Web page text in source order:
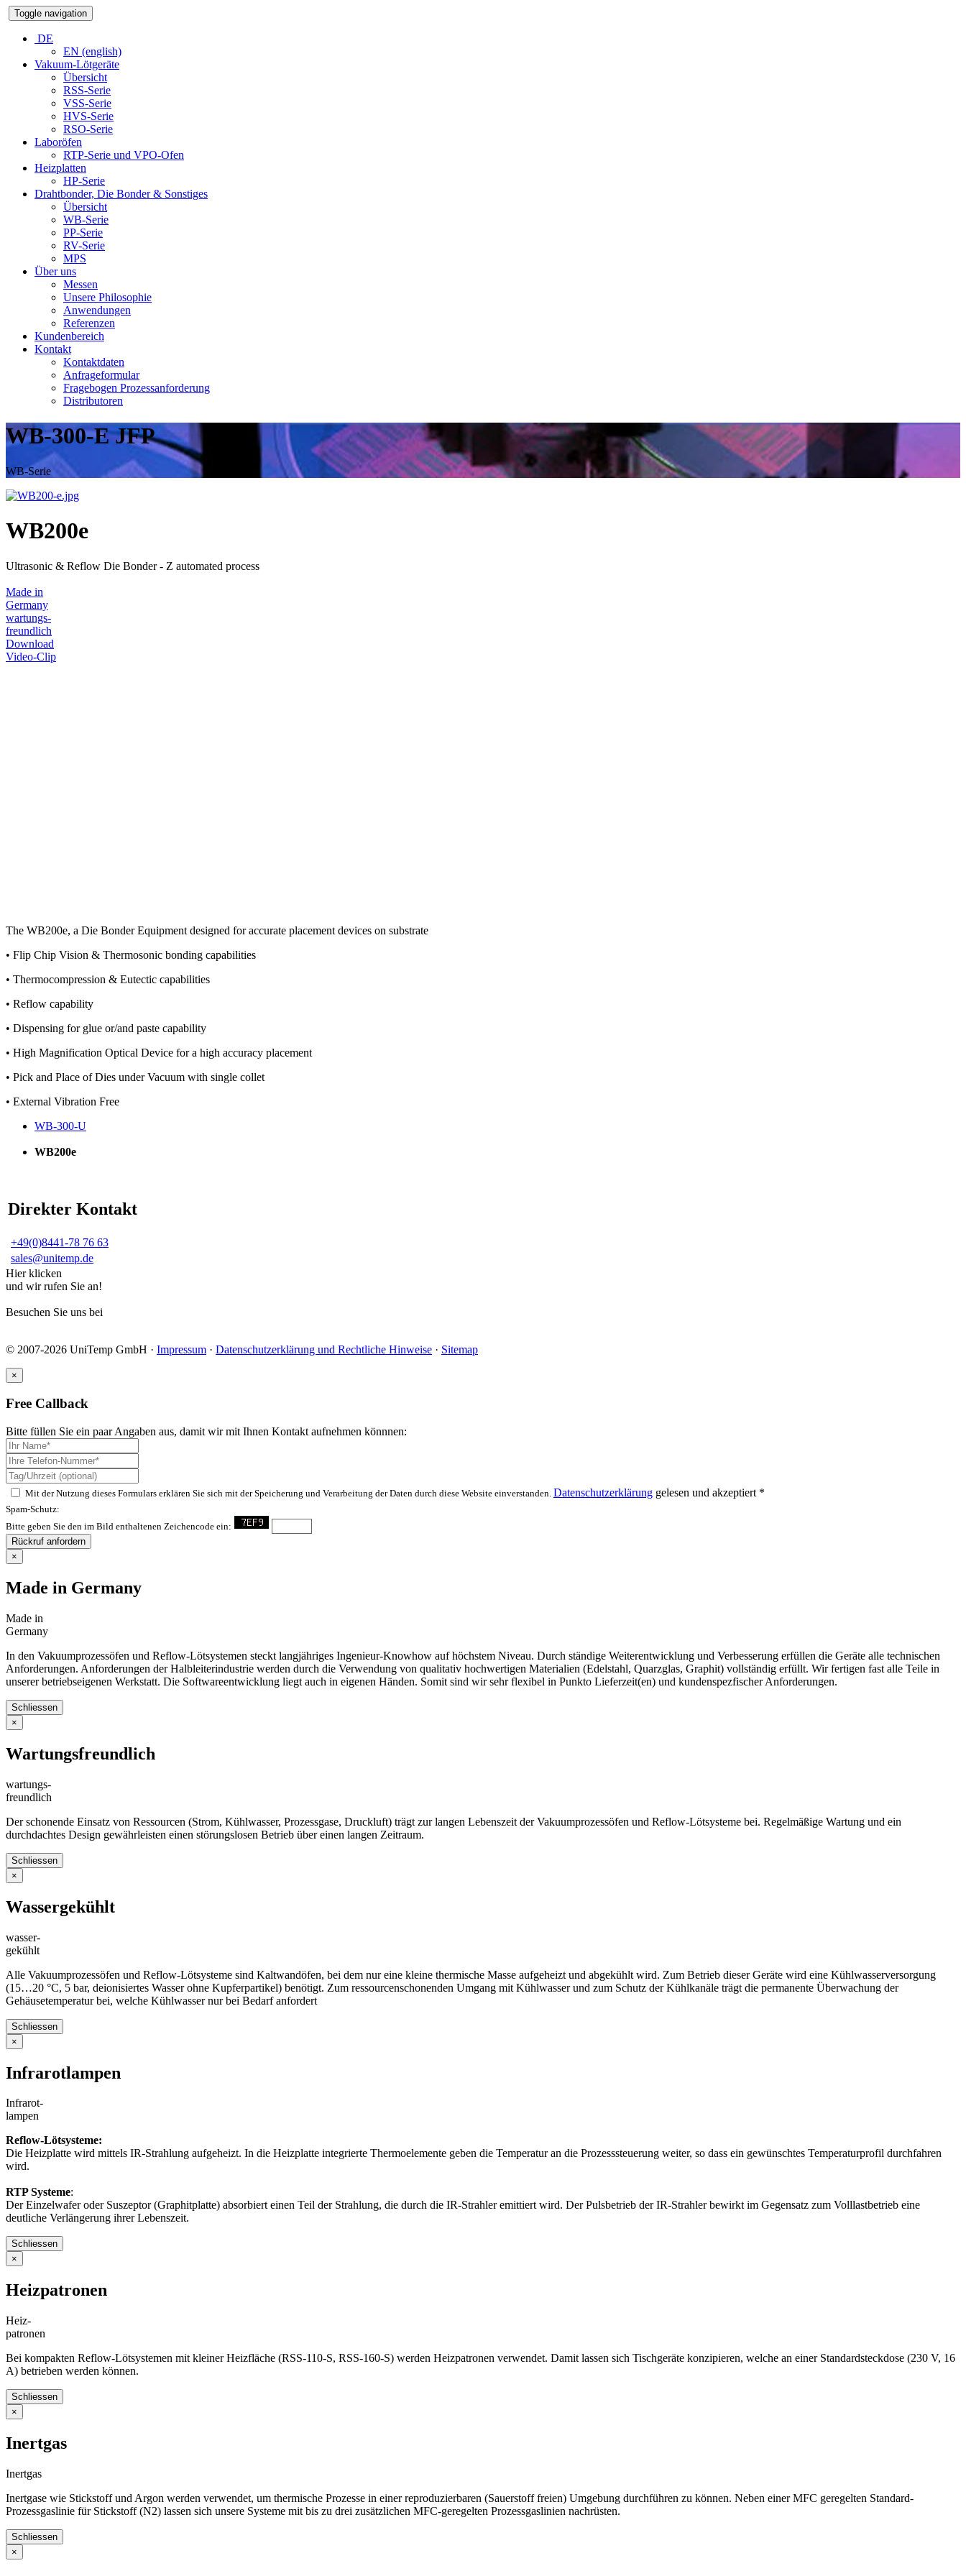
Toggle navigation
DE
EN (english)
Vakuum-Lötgeräte
Übersicht
RSS-Serie
VSS-Serie
HVS-Serie
RSO-Serie
Laboröfen
RTP-Serie und VPO-Ofen
Heizplatten
HP-Serie
Drahtbonder, Die Bonder & Sonstiges
Übersicht
WB-Serie
PP-Serie
RV-Serie
MPS
Über uns
Messen
Unsere Philosophie
Anwendungen
Referenzen
Kundenbereich
Kontakt
Kontaktdaten
Anfrageformular
Fragebogen Prozessanforderung
Distributoren
WB-300-E JFP
WB-Serie
WB200e
Ultrasonic & Reflow Die Bonder - Z automated process
Made in
Germany
wartungs-
freundlich
Download
Video-Clip
The WB200e, a Die Bonder Equipment designed for accurate placement devices on substrate
• Flip Chip Vision & Thermosonic bonding capabilities
• Thermocompression & Eutectic capabilities
• Reflow capability
• Dispensing for glue or/and paste capability
• High Magnification Optical Device for a high accuracy placement
• Pick and Place of Dies under Vacuum with single collet
• External Vibration Free
WB-300-U
WB200e
Direkter Kontakt
+49(0)8441-78 76 63
sales@unitemp.de
Hier klicken
und wir rufen Sie an!
Besuchen Sie uns bei
© 2007-2026 UniTemp GmbH · Impressum · Datenschutzerklärung und Rechtliche Hinweise · Sitemap
×
Free Callback
Bitte füllen Sie ein paar Angaben aus, damit wir mit Ihnen Kontakt aufnehmen könnnen:
Mit der Nutzung dieses Formulars erklären Sie sich mit der Speicherung und Verarbeitung der Daten durch diese Website einverstanden. Datenschutzerklärung gelesen und akzeptiert *
Spam-Schutz:
Bitte geben Sie den im Bild enthaltenen Zeichencode ein:
Rückruf anfordern
×
Made in Germany
Made in
Germany
In den Vakuumprozessöfen und Reflow-Lötsystemen steckt langjähriges Ingenieur-Knowhow auf höchstem Niveau. Durch ständige Weiterentwicklung und Verbesserung erfüllen die Geräte alle technischen
Anforderungen. Anforderungen der Halbleiterindustrie werden durch die Verwendung von qualitativ hochwertigen Materialien (Edelstahl, Quarzglas, Graphit) vollständig erfüllt. Wir fertigen fast alle Teile in
unserer betriebseigenen Werkstatt. Die Softwareentwicklung liegt auch in eigenen Händen. Somit sind wir sehr flexibel in Punkto Lieferzeit(en) und kundenspezfischer Anforderungen.
Schliessen
×
Wartungsfreundlich
wartungs-
freundlich
Der schonende Einsatz von Ressourcen (Strom, Kühlwasser, Prozessgase, Druckluft) trägt zur langen Lebenszeit der Vakuumprozessöfen und Reflow-Lötsysteme bei. Regelmäßige Wartung und ein
durchdachtes Design gewährleisten einen störungslosen Betrieb über einen langen Zeitraum.
Schliessen
×
Wassergekühlt
wasser-
gekühlt
Alle Vakuumprozessöfen und Reflow-Lötsysteme sind Kaltwandöfen, bei dem nur eine kleine thermische Masse aufgeheizt und abgekühlt wird. Zum Betrieb dieser Geräte wird eine Kühlwasserversorgung
(15…20 °C, 5 bar, deionisiertes Wasser ohne Kupferpartikel) benötigt. Zum ressourcenschonenden Umgang mit Kühlwasser und zum Schutz der Kühlkanäle trägt die permanente Überwachung der
Gehäusetemperatur bei, welche Kühlwasser nur bei Bedarf anfordert
Schliessen
×
Infrarotlampen
Infrarot-
lampen
Reflow-Lötsysteme:
Die Heizplatte wird mittels IR-Strahlung aufgeheizt. In die Heizplatte integrierte Thermoelemente geben die Temperatur an die Prozesssteuerung weiter, so dass ein gewünschtes Temperaturprofil durchfahren
wird.
RTP Systeme:
Der Einzelwafer oder Suszeptor (Graphitplatte) absorbiert einen Teil der Strahlung, die durch die IR-Strahler emittiert wird. Der Pulsbetrieb der IR-Strahler bewirkt im Gegensatz zum Volllastbetrieb eine
deutliche Verlängerung ihrer Lebenszeit.
Schliessen
×
Heizpatronen
Heiz-
patronen
Bei kompakten Reflow-Lötsystemen mit kleiner Heizfläche (RSS-110-S, RSS-160-S) werden Heizpatronen verwendet. Damit lassen sich Tischgeräte konzipieren, welche an einer Standardsteckdose (230 V, 16
A) betrieben werden können.
Schliessen
×
Inertgas
Inertgas
Inertgase wie Stickstoff und Argon werden verwendet, um thermische Prozesse in einer reproduzierbaren (Sauerstoff freien) Umgebung durchführen zu können. Neben einer MFC geregelten Standard-
Prozessgaslinie für Stickstoff (N2) lassen sich unsere Systeme mit bis zu drei zusätzlichen MFC-geregelten Prozessgaslinien nachrüsten.
Schliessen
×